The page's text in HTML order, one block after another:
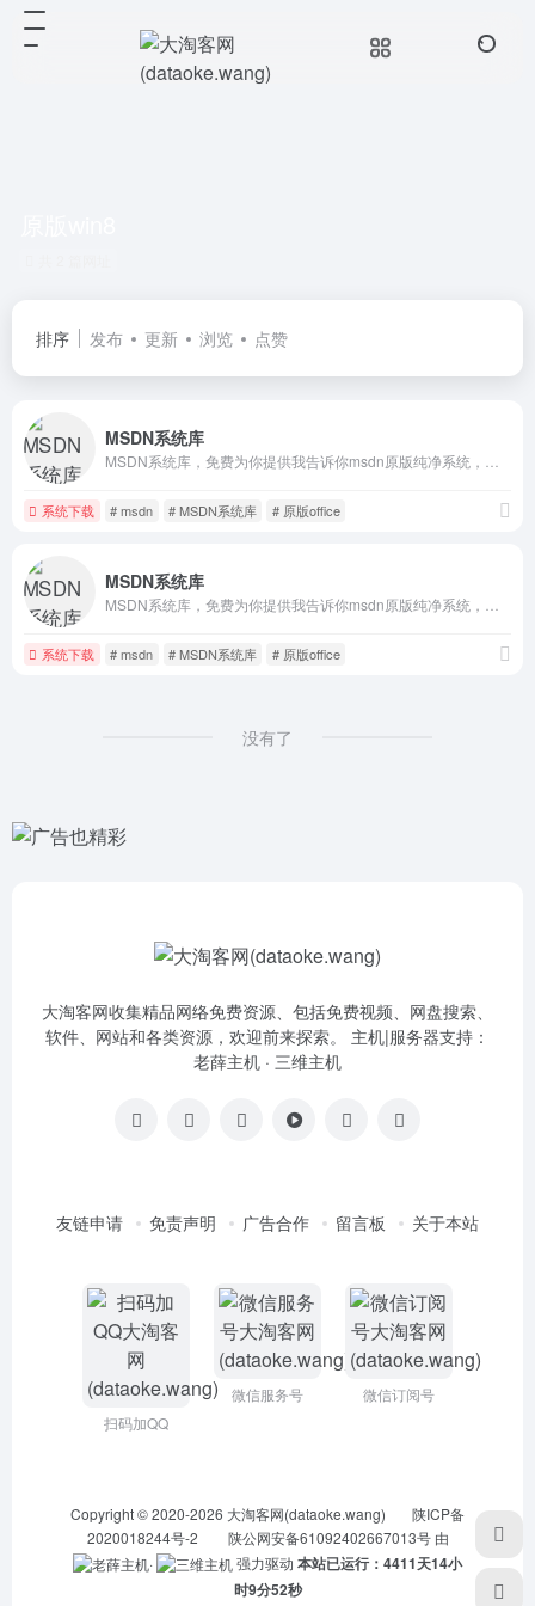
排序 发布 更新 浏览 点赞
MSDN系统库
系统下载 # msdn # MSDN系统库 # 原版office
MSDN系统库
系统下载 # msdn # MSDN系统库 # 原版office
没有了
大淘客网收集精品网络免费资源、包括免费视频、网盘搜索、
软件、网站和各类资源，欢迎前来探索。 主机|服务器支持：
老薛主机 · 三维主机
友链申请 免责声明 广告合作 留言板 关于本站
扫码加QQ
微信服务号 微信订阅号
Copyright © 2020-2026 大淘客网(dataoke.wang)
陕ICP备
2020018244号-2
陕公网安备61092402667013号由
·
强力驱动 本站已运行：4411天14小
时9分52秒